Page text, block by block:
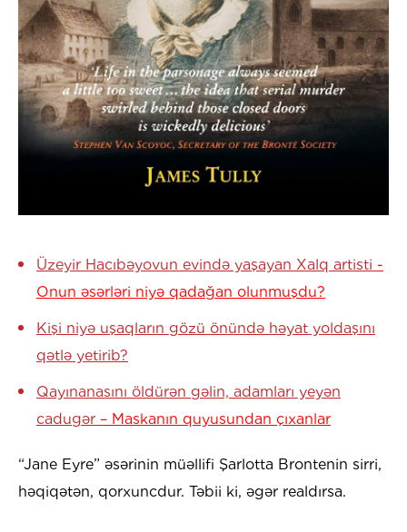
Üzeyir Hacıbəyovun evində yaşayan Xalq artisti -
Onun əsərləri niyə qadağan olunmuşdu?
Kişi niyə uşaqların gözü önündə həyat yoldaşını
qətlə yetirib?
Qayınanasını öldürən gəlin, adamları yeyən
cadugər – Maskanın quyusundan çıxanlar
“Jane Eyre” əsərinin müəllifi Şarlotta Brontenin sirri,
həqiqətən, qorxuncdur. Təbii ki, əgər realdırsa.